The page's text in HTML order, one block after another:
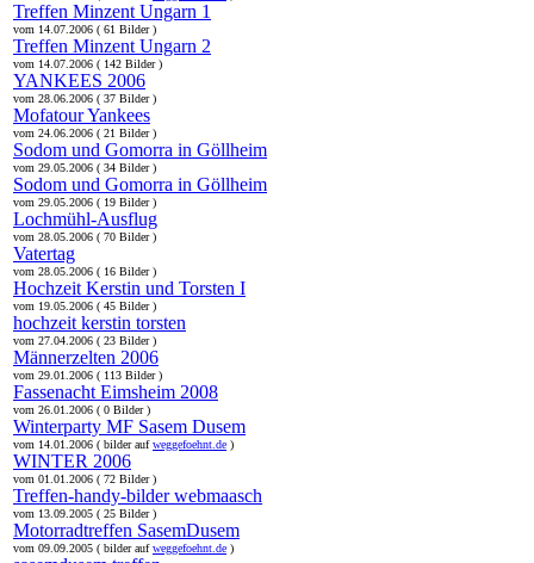
Treffen Minzent Ungarn 1
vom 14.07.2006 ( 61 Bilder )
Treffen Minzent Ungarn 2
vom 14.07.2006 ( 142 Bilder )
YANKEES 2006
vom 28.06.2006 ( 37 Bilder )
Mofatour Yankees
vom 24.06.2006 ( 21 Bilder )
Sodom und Gomorra in Göllheim
vom 29.05.2006 ( 34 Bilder )
Sodom und Gomorra in Göllheim
vom 29.05.2006 ( 19 Bilder )
Lochmühl-Ausflug
vom 28.05.2006 ( 70 Bilder )
Vatertag
vom 28.05.2006 ( 16 Bilder )
Hochzeit Kerstin und Torsten I
vom 19.05.2006 ( 45 Bilder )
hochzeit kerstin torsten
vom 27.04.2006 ( 23 Bilder )
Männerzelten 2006
vom 29.01.2006 ( 113 Bilder )
Fassenacht Eimsheim 2008
vom 26.01.2006 ( 0 Bilder )
Winterparty MF Sasem Dusem
vom 14.01.2006 ( bilder aufweggefoehnt.de )
WINTER 2006
vom 01.01.2006 ( 72 Bilder )
Treffen-handy-bilder webmaasch
vom 13.09.2005 ( 25 Bilder )
Motorradtreffen SasemDusem
vom 09.09.2005 ( bilder aufweggefoehnt.de )